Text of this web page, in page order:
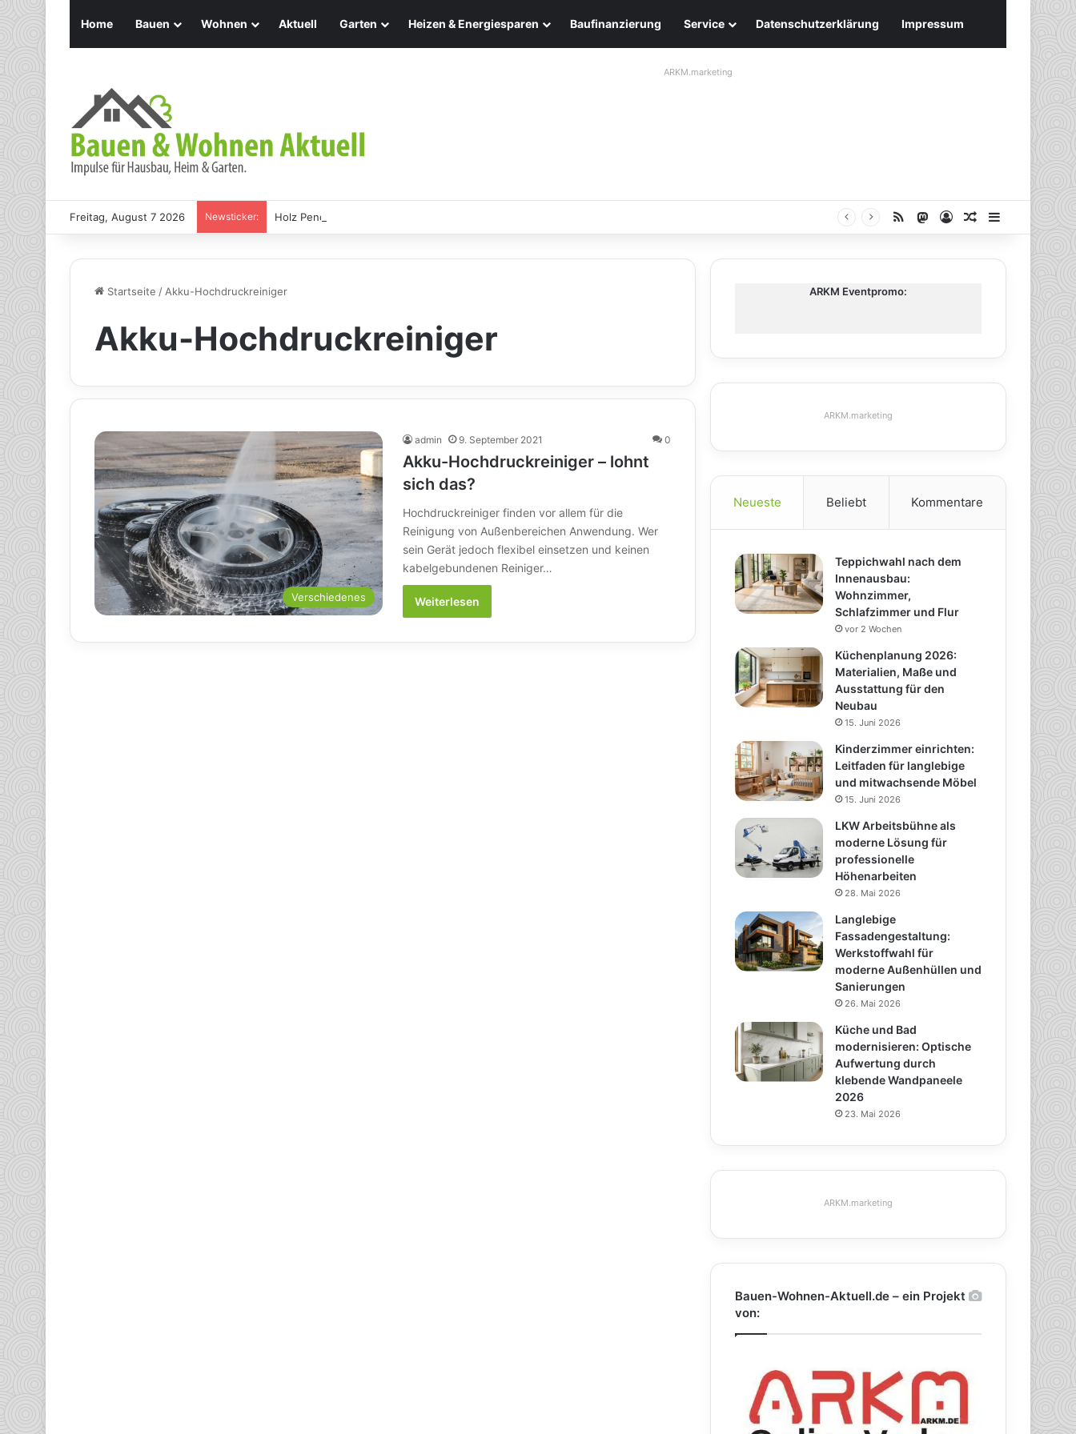
Home Bauen Wohnen Aktuell Garten Heizen & Energiesparen Baufinanzierung Service Datenschutzerklärung Impressum
ARKM.marketing
Freitag, August 7 2026 Newsticker: Holz Pendelleuchten: Eleganz und Nachhaltigkeit für Ihr Zuhause RSS Mastodon
AnmeldenZufälliger
Startseite /Akku-Hochdruckreiniger
Akku-Hochdruckreiniger
Verschiedenes
admin 9. September 2021 0
Akku-Hochdruckreiniger – lohnt
sich das?
Hochdruckreiniger finden vor allem für die
Reinigung von Außenbereichen Anwendung. Wer
sein Gerät jedoch flexibel einsetzen und keinen
kabelgebundenen Reiniger…
Weiterlesen
ARKM Eventpromo:
ARKM.marketing
Neueste Beliebt Kommentare
Teppichwahl nach dem
Innenausbau:
Wohnzimmer,
Schlafzimmer und Flur
vor 2 Wochen
Küchenplanung 2026:
Materialien, Maße und
Ausstattung für den
Neubau
15. Juni 2026
Kinderzimmer einrichten:
Leitfaden für langlebige
und mitwachsende Möbel
15. Juni 2026
LKW Arbeitsbühne als
moderne Lösung für
professionelle
Höhenarbeiten
28. Mai 2026
Langlebige
Fassadengestaltung:
Werkstoffwahl für
moderne Außenhüllen und
Sanierungen
26. Mai 2026
Küche und Bad
modernisieren: Optische
Aufwertung durch
klebende Wandpaneele
2026
23. Mai 2026
ARKM.marketing
Bauen-Wohnen-Aktuell.de – ein Projekt
von: